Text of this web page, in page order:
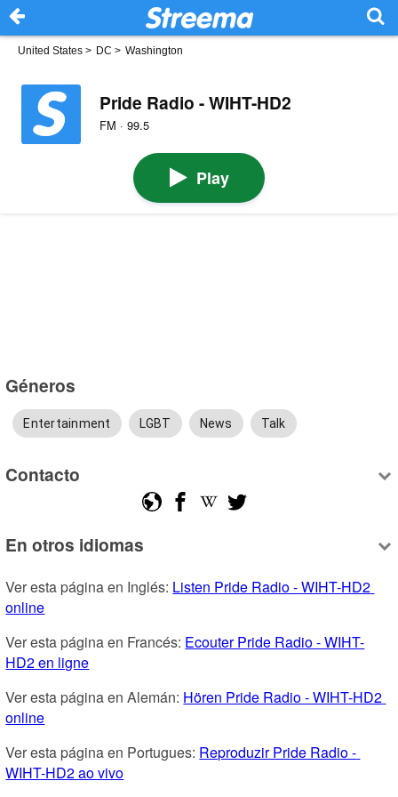
United States > DC > Washington
Pride Radio - WIHT-HD2
FM · 99.5
Play
Géneros
Entertainment LGBT News Talk
Contacto
En otros idiomas
Ver esta página en Inglés: Listen Pride Radio - WIHT-HD2
online
Ver esta página en Francés: Ecouter Pride Radio - WIHT-
HD2 en ligne
Ver esta página en Alemán: Hören Pride Radio - WIHT-HD2
online
Ver esta página en Portugues: Reproduzir Pride Radio -
WIHT-HD2 ao vivo